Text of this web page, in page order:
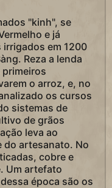
"kinh", se
e já
em 1200
Reza a lenda
primeiros
o arroz, e, no
os cursos
sistemas de
de grãos
leva ao
do artesanato. No
cobre e
Um artefato
época são os